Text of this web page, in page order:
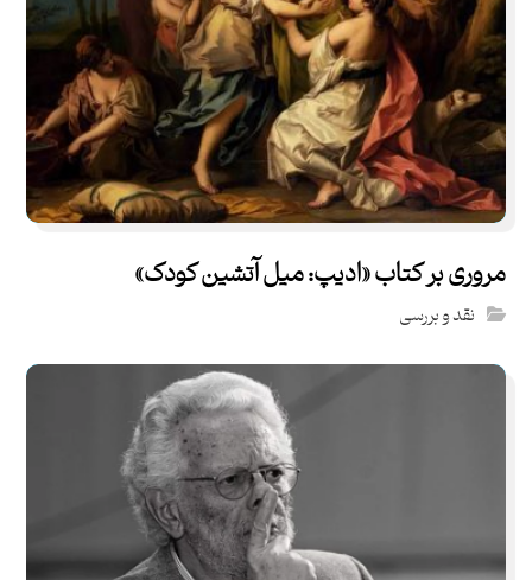
مروری بر کتاب «ادیپ: میل آتشین کودک»
نقد و بررسی